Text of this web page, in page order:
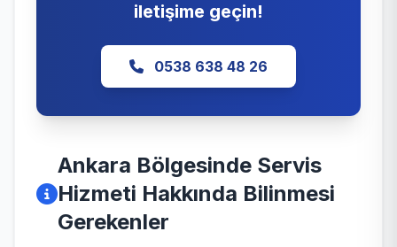
iletişime geçin!
0538 638 48 26
Ankara Bölgesinde Servis
Hizmeti Hakkında Bilinmesi
Gerekenler